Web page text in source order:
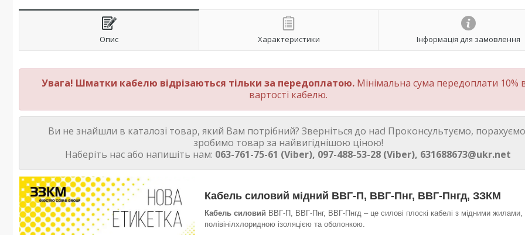
Опис Характеристики Інформація для замовлення
Увага! Шматки кабелю відрізаються тільки за передоплатою. Мінімальна сума передоплати 10%
вартості кабелю.
Ви не знайшли в каталозі товар, який Вам потрібний? Зверніться до нас! Проконсультуємо,
зробимо товар за найвигіднішою ціною!
Наберіть нас або напишіть нам: 063-761-75-61 (Viber), 097-488-53-28 (Viber), 631688673@ukr.net
Кабель силовий мідний ВВГ-П, ВВГ-Пнг, ВВГ-Пнгд, ЗЗКМ
Кабель силовий ВВГ-П, ВВГ-Пнг, ВВГ-Пнгд – це силові плоскі кабелі з мідними жилами,
полівінілхлоридною ізоляцією та оболонкою.